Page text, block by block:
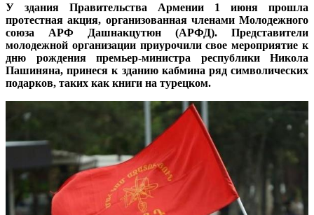
У здания Правительства Армении 1 июня прошла
протестная акция, организованная членами Молодежного
союза АРФ Дашнакцутюн (АРФД). Представители
молодежной организации приурочили свое мероприятие к
дню рождения премьер-министра республики Никола
Пашиняна, принеся к зданию кабмина ряд символических
подарков, таких как книги на турецком.